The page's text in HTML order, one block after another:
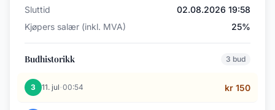
Sluttid
02.08.2026 19:58
Kjøpers salær (inkl. MVA)
25%
Budhistorikk 3 bud
3 11. jul·00:54 kr 150